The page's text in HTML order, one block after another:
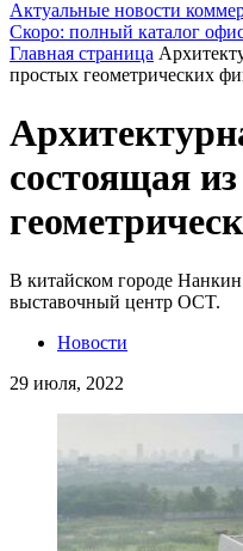
Актуальные новости
Скоро: полный каталог
Главная страница
простых геометрических
состоящая
В китайском городе
выставочный центр OCT.
Новости
29 июля, 2022